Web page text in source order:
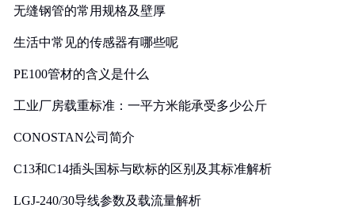
无缝钢管的常用规格及壁厚
生活中常见的传感器有哪些呢
PE100管材的含义是什么
工业厂房载重标准：一平方米能承受多少公斤
CONOSTAN公司简介
C13和C14插头国标与欧标的区别及其标准解析
LGJ-240/30导线参数及载流量解析